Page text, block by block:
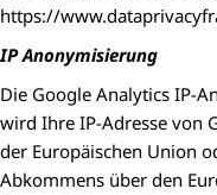
https://
IP Anonymisierung
Die Google Analytics IP-
wird Ihre IP-Adresse von
der Europäischen Union
Abkommens über den